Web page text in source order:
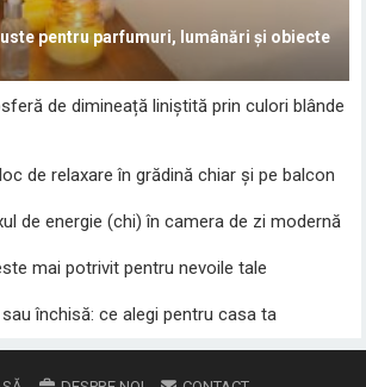
pentru parfumuri, lumânări și obiecte
de dimineață liniștită prin culori blânde
de relaxare în grădină chiar și pe balcon
de energie (chi) în camera de zi modernă
mai potrivit pentru nevoile tale
închisă: ce alegi pentru casa ta